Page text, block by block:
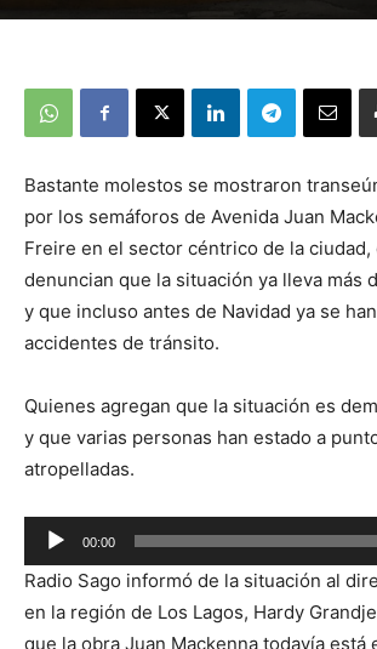
Bastante molestos se mostraron
por los semáforos de Avenida Juan
Freire en el sector céntrico de la ciudad,
denuncian que la situación ya lleva más
y que incluso antes de Navidad ya se
accidentes de tránsito.
Quienes agregan que la situación es
y que varias personas han estado a
atropelladas.
Reproductor
de
audio
00:00
Radio Sago informó de la situación al
en la región de Los Lagos, Hardy
que la obra Juan Mackenna todavía está